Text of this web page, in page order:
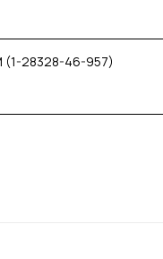
(1-28328-46-957)